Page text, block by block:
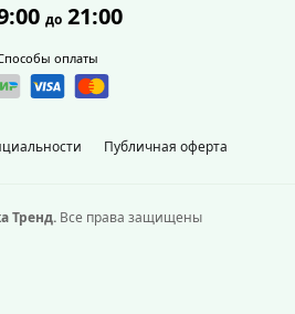
Публичная оферта
до 21:00
оплаты
Тренд. Все права защищены